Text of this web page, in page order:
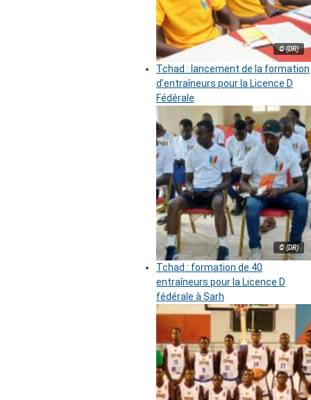
© (DR)
Tchad : lancement de la formation
d’entraîneurs pour la Licence D
Fédérale
© (DR)
Tchad : formation de 40
entraîneurs pour la Licence D
fédérale à Sarh